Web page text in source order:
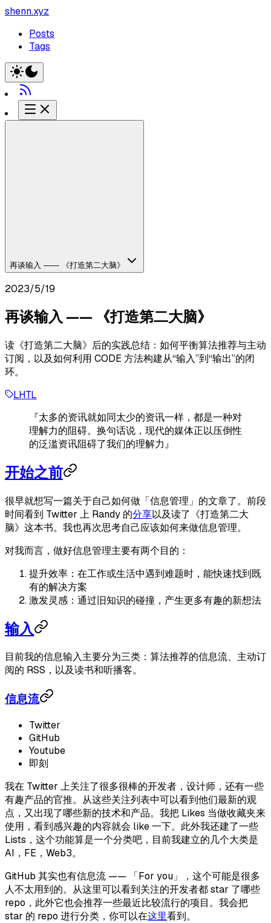
shenn.xyz
Posts
Tags
再谈输入 —— 《打造第二大脑》
2023/5/19
再谈输入 —— 《打造第二大脑》
读《打造第二大脑》后的实践总结：如何平衡算法推荐与主动
订阅，以及如何利用 CODE 方法构建从“输入”到“输出”的闭
环。
LHTL
『太多的资讯就如同太少的资讯一样，都是一种对
理解力的阻碍。换句话说，现代的媒体正以压倒性
的泛滥资讯阻碍了我们的理解力』
开始之前
很早就想写一篇关于自己如何做「信息管理」的文章了。前段
时间看到 Twitter 上 Randy 的分享以及读了《打造第二大
脑》这本书。我也再次思考自己应该如何来做信息管理。
对我而言，做好信息管理主要有两个目的：
提升效率：在工作或生活中遇到难题时，能快速找到既
有的解决方案
激发灵感：通过旧知识的碰撞，产生更多有趣的新想法
输入
目前我的信息输入主要分为三类：算法推荐的信息流、主动订
阅的 RSS，以及读书和听播客。
信息流
Twitter
GitHub
Youtube
即刻
我在 Twitter 上关注了很多很棒的开发者，设计师，还有一些
有趣产品的官推。从这些关注列表中可以看到他们最新的观
点，又出现了哪些新的技术和产品。我把 Likes 当做收藏夹来
使用，看到感兴趣的内容就会 like 一下。此外我还建了一些
Lists，这个功能算是一个分类吧，目前我建立的几个大类是
AI，FE，Web3。
GitHub 其实也有信息流 —— 「For you」，这个可能是很多
人不太用到的。从这里可以看到关注的开发者都 star 了哪些
repo，此外它也会推荐一些最近比较流行的项目。我会把
star 的 repo 进行分类，你可以在这里看到。